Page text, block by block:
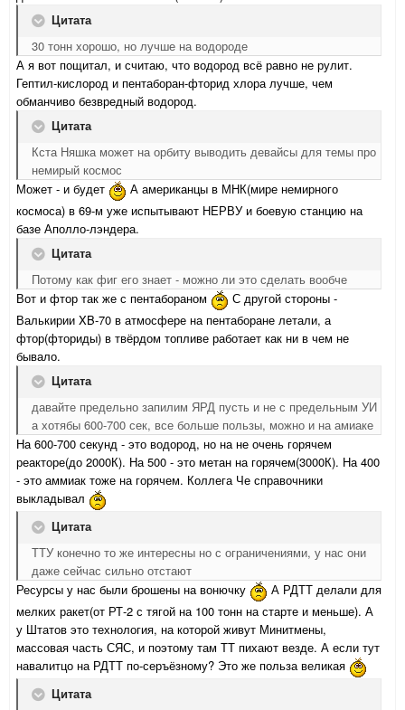
Цитата
30 тонн хорошо, но лучше на водороде
А я вот пощитал, и считаю, что водород всё равно не рулит.
Гептил-кислород и пентаборан-фторид хлора лучше, чем
обманчиво безвредный водород.
Цитата
Кста Няшка может на орбиту выводить девайсы для темы про
немирый космос
Может - и будет
А американцы в МНК(мире немирного
космоса) в 69-м уже испытывают НЕРВУ и боевую станцию на
базе Аполло-лэндера.
Цитата
Потому как фиг его знает - можно ли это сделать вообче
Вот и фтор так же с пентабораном
С другой стороны -
Валькирии XB-70 в атмосфере на пентаборане летали, а
фтор(фториды) в твёрдом топливе работает как ни в чем не
бывало.
Цитата
давайте предельно запилим ЯРД пусть и не с предельным УИ
а хотябы 600-700 сек, все больше пользы, можно и на амиаке
На 600-700 секунд - это водород, но на не очень горячем
реакторе(до 2000К). На 500 - это метан на горячем(3000К). На 400
- это аммиак тоже на горячем. Коллега Че справочники
выкладывал
Цитата
ТТУ конечно то же интересны но с ограничениями, у нас они
даже сейчас сильно отстают
Ресурсы у нас были брошены на вонючку
А РДТТ делали для
мелких ракет(от РТ-2 с тягой на 100 тонн на старте и меньше). А
у Штатов это технология, на которой живут Минитмены,
массовая часть СЯС, и поэтому там ТТ пихают везде. А если тут
навалитцо на РДТТ по-серъёзному? Это же польза великая
Цитата